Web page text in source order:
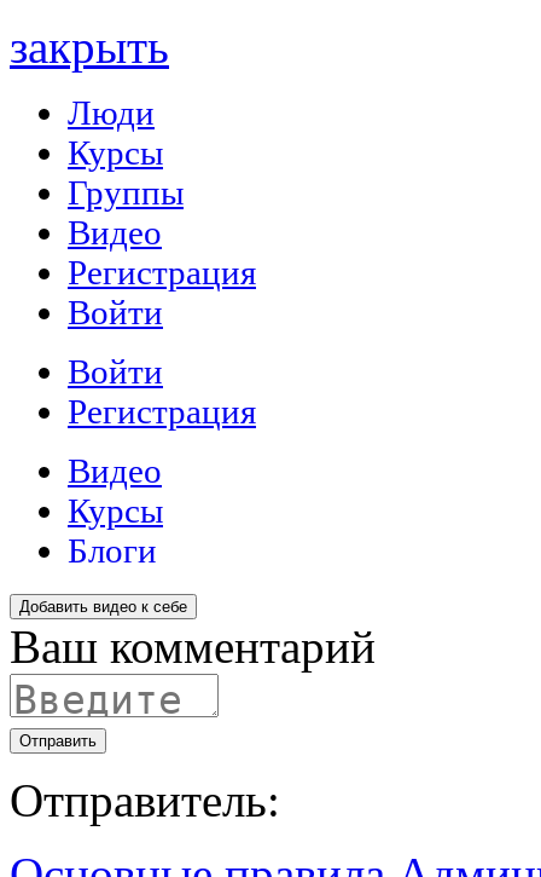
закрыть
Добавить видео к себе
Ваш комментарий
Отправить
Отправитель: